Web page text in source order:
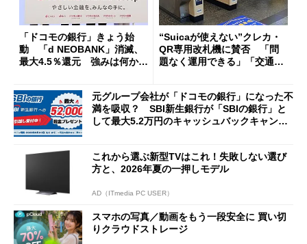
「ドコモの銀行」きょう始
動 「d NEOBANK」消滅、
最大4.5％還元 強みは何か解
“Suicaが使えない”クレカ・
QR専用改札機に賛否 「問
題なく運用できる」「交通系I
元グループ会社が「ドコモの銀行」になった不
満を吸収？ SBI新生銀行が「SBIの銀行」と
して最大5.2万円のキャッシュバックキャンペ
これから選ぶ新型TVはこれ！失敗しない選び
方と、2026年夏の一押しモデル
AD（ITmedia PC USER）
スマホの写真／動画をもう一段安全に 買い切
りクラウドストレージ